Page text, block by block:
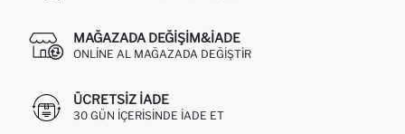
MAĞAZADA DEĞIŞIM&İADE
ONLINE AL MAĞAZADA DEĞIŞTIR
ÜCRETSIZ IADE
30 GÜN IÇERISINDE IADE ET